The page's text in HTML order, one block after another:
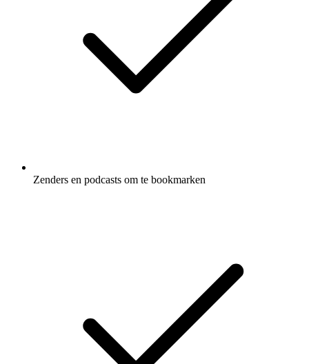
Zenders en podcasts om te bookmarken